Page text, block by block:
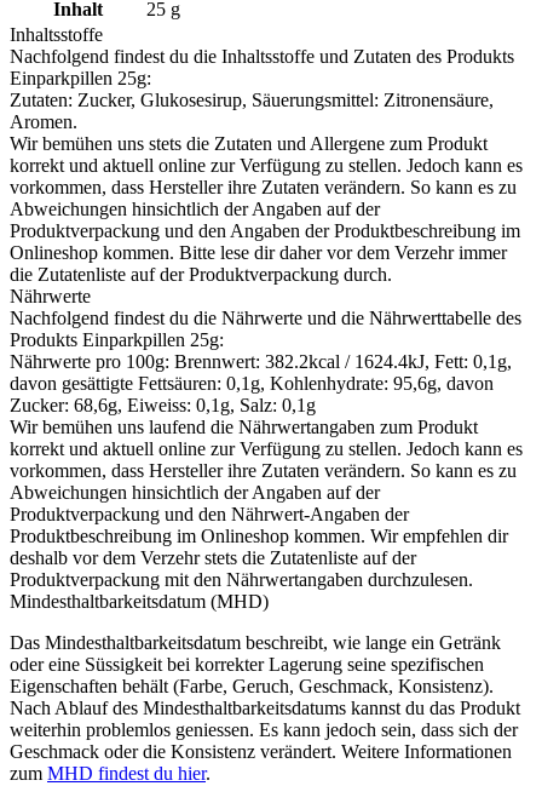
Inhalt 25 g
Inhaltsstoffe
Nachfolgend findest du die Inhaltsstoffe und Zutaten des Produkts
Einparkpillen 25g:
Zutaten: Zucker, Glukosesirup, Säuerungsmittel: Zitronensäure,
Aromen.
Wir bemühen uns stets die Zutaten und Allergene zum Produkt
korrekt und aktuell online zur Verfügung zu stellen. Jedoch kann es
vorkommen, dass Hersteller ihre Zutaten verändern. So kann es zu
Abweichungen hinsichtlich der Angaben auf der
Produktverpackung und den Angaben der Produktbeschreibung im
Onlineshop kommen. Bitte lese dir daher vor dem Verzehr immer
die Zutatenliste auf der Produktverpackung durch.
Nährwerte
Nachfolgend findest du die Nährwerte und die Nährwerttabelle des
Produkts Einparkpillen 25g:
Nährwerte pro 100g: Brennwert: 382.2kcal / 1624.4kJ, Fett: 0,1g,
davon gesättigte Fettsäuren: 0,1g, Kohlenhydrate: 95,6g, davon
Zucker: 68,6g, Eiweiss: 0,1g, Salz: 0,1g
Wir bemühen uns laufend die Nährwertangaben zum Produkt
korrekt und aktuell online zur Verfügung zu stellen. Jedoch kann es
vorkommen, dass Hersteller ihre Zutaten verändern. So kann es zu
Abweichungen hinsichtlich der Angaben auf der
Produktverpackung und den Nährwert-Angaben der
Produktbeschreibung im Onlineshop kommen. Wir empfehlen dir
deshalb vor dem Verzehr stets die Zutatenliste auf der
Produktverpackung mit den Nährwertangaben durchzulesen.
Mindesthaltbarkeitsdatum (MHD)
Das Mindesthaltbarkeitsdatum beschreibt, wie lange ein Getränk
oder eine Süssigkeit bei korrekter Lagerung seine spezifischen
Eigenschaften behält (Farbe, Geruch, Geschmack, Konsistenz).
Nach Ablauf des Mindesthaltbarkeitsdatums kannst du das Produkt
weiterhin problemlos geniessen. Es kann jedoch sein, dass sich der
Geschmack oder die Konsistenz verändert. Weitere Informationen
zum MHD findest du hier.